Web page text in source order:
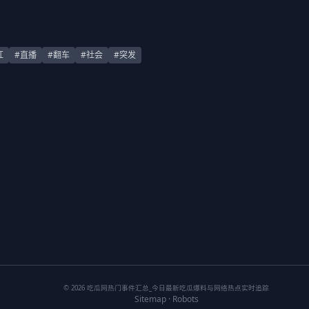
#直播 #翻车 #社会 #突发
© 2026 吃瓜网热门事件汇总_今日最新吃瓜爆料与网络热点实时追踪
Sitemap· Robots